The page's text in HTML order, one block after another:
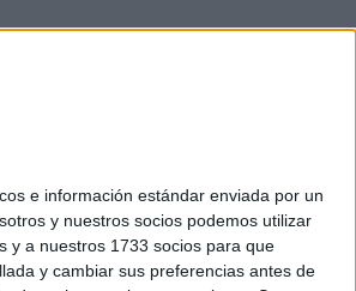
e información estándar enviada por un
y nuestros socios podemos utilizar
y a nuestros 1733 socios para que
y cambiar sus preferencias antes de